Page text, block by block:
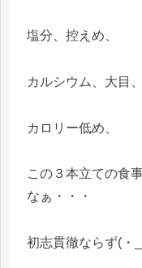
塩分、控えめ、
カルシウム、大目、
カロリー低め、
この３本立ての食
なぁ・・・
初志貫徹ならず(・